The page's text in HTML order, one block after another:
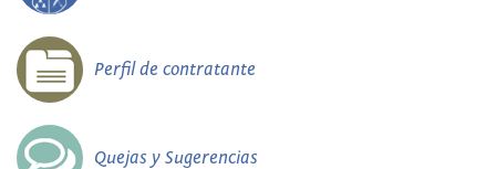
Perfil de contratante
Quejas y Sugerencias